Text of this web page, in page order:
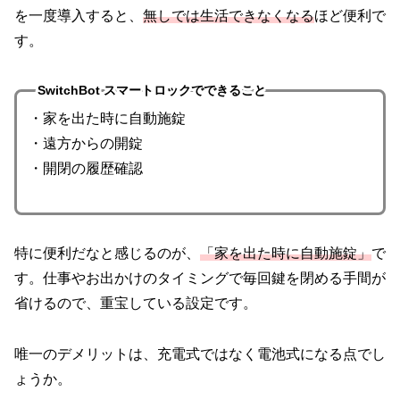
を一度導入すると、 無しでは生活できなくなるほど便利で
す。
SwitchBot スマートロックでできること
・家を出た時に自動施錠
・遠方からの開錠
・開閉の履歴確認
特に便利だなと感じるのが、 「家を出た時に自動施錠」で
す。仕事やお出かけのタイミングで毎回鍵を閉める手間が
省けるので、重宝している設定です。
唯一のデメリットは、充電式ではなく電池式になる点でし
ょうか。